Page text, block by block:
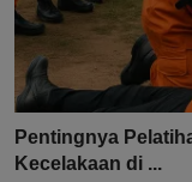
Pentingnya
Kecelakaan di ...